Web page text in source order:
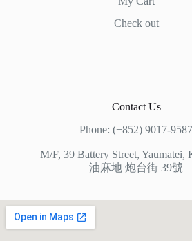
Check out
Contact Us
Phone: (+852) 9017-9587
M/F, 39 Battery Street, Yaumatei,
油麻地 炮台街 39號